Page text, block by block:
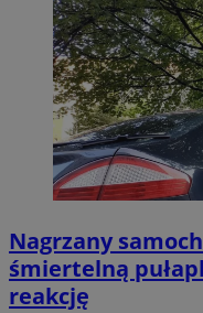
Nagrzany
śmiertelną
reakcję